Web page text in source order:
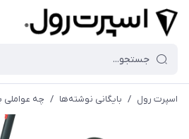
اسپرت رول / بایگانی نوشته‌ها / چه عواملی